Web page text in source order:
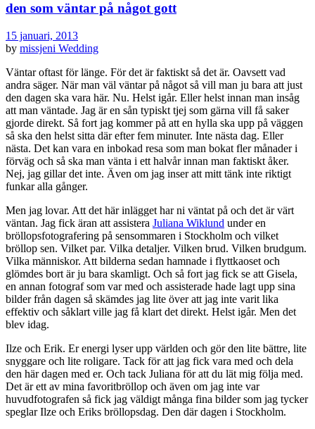
den som väntar på något gott
15 januari, 2013
by missjeni Wedding
Väntar oftast för länge. För det är faktiskt så det är. Oavsett vad
andra säger. När man väl väntar på något så vill man ju bara att just
den dagen ska vara här. Nu. Helst igår. Eller helst innan man insåg
att man väntade. Jag är en sån typiskt tjej som gärna vill få saker
gjorde direkt. Så fort jag kommer på att en hylla ska upp på väggen
så ska den helst sitta där efter fem minuter. Inte nästa dag. Eller
nästa. Det kan vara en inbokad resa som man bokat fler månader i
förväg och så ska man vänta i ett halvår innan man faktiskt åker.
Nej, jag gillar det inte. Även om jag inser att mitt tänk inte riktigt
funkar alla gånger.
Men jag lovar. Att det här inlägget har ni väntat på och det är värt
väntan. Jag fick äran att assistera Juliana Wiklund under en
bröllopsfotografering på sensommaren i Stockholm och vilket
bröllop sen. Vilket par. Vilka detaljer. Vilken brud. Vilken brudgum.
Vilka människor. Att bilderna sedan hamnade i flyttkaoset och
glömdes bort är ju bara skamligt. Och så fort jag fick se att Gisela,
en annan fotograf som var med och assisterade hade lagt upp sina
bilder från dagen så skämdes jag lite över att jag inte varit lika
effektiv och såklart ville jag få klart det direkt. Helst igår. Men det
blev idag.
Ilze och Erik. Er energi lyser upp världen och gör den lite bättre, lite
snyggare och lite roligare. Tack för att jag fick vara med och dela
den här dagen med er. Och tack Juliana för att du lät mig följa med.
Det är ett av mina favoritbröllop och även om jag inte var
huvudfotografen så fick jag väldigt många fina bilder som jag tycker
speglar Ilze och Eriks bröllopsdag. Den där dagen i Stockholm.